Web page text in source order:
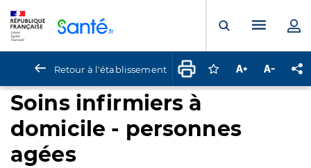
Ouvrir laMenu
Retour à l'établissement Connectez-vous
Augmenter la
Soins infirmiers à
domicile - personnes
agées